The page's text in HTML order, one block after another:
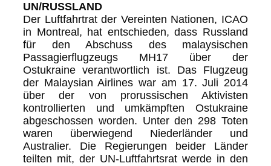
UN/RUSSLAND
Der Luftfahrtrat der Vereinten Nationen, ICAO
in Montreal, hat entschieden, dass Russland
für den Abschuss des malaysischen
Passagierflugzeugs MH17 über der
Ostukraine verantwortlich ist. Das Flugzeug
der Malaysian Airlines war am 17. Juli 2014
über der von prorussischen Aktivisten
kontrollierten und umkämpften Ostukraine
abgeschossen worden. Unter den 298 Toten
waren überwiegend Niederländer und
Australier. Die Regierungen beider Länder
teilten mit, der UN-Luftfahrtsrat werde in den